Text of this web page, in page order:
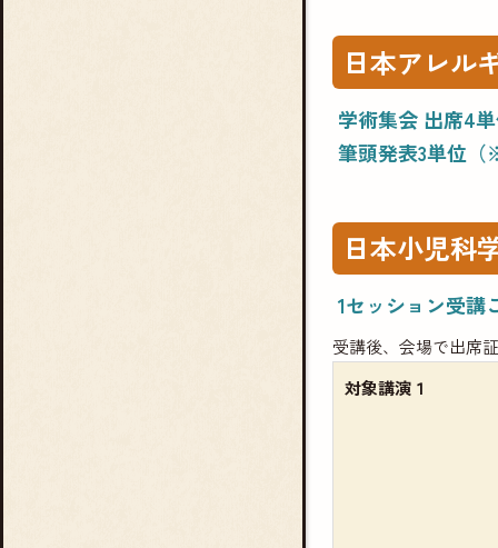
日本アレル
学術集会 出席4
筆頭発表3単位
日本小児科
1セッション受講
受講後、会場で出席
対象講演１